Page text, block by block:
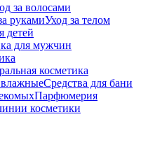
за волосами
рукамиУход за телом
детей
для мужчин
косметика
Средства для бани
Парфюмерия
косметики